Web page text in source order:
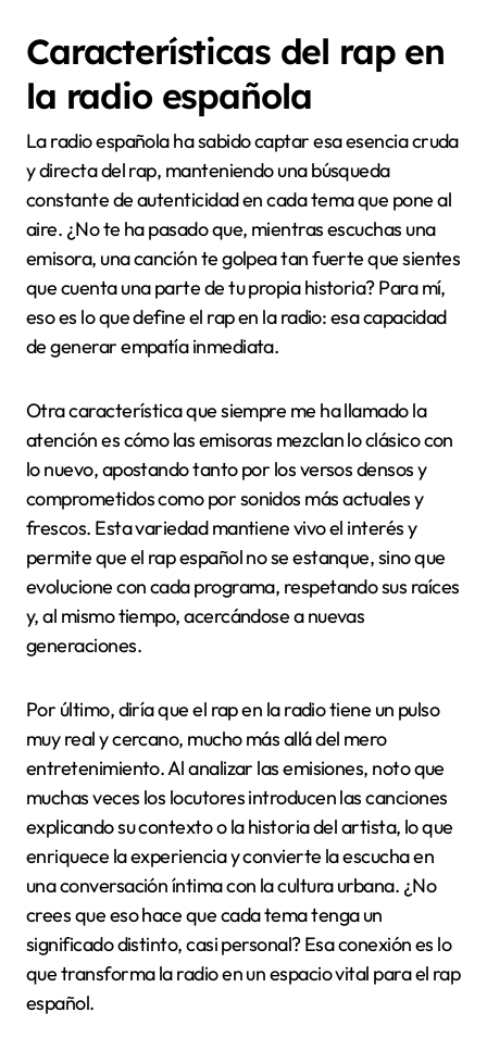
Características del rap en
la radio española
La radio española ha sabido captar esa esencia cruda
y directa del rap, manteniendo una búsqueda
constante de autenticidad en cada tema que pone al
aire. ¿No te ha pasado que, mientras escuchas una
emisora, una canción te golpea tan fuerte que sientes
que cuenta una parte de tu propia historia? Para mí,
eso es lo que define el rap en la radio: esa capacidad
de generar empatía inmediata.
Otra característica que siempre me ha llamado la
atención es cómo las emisoras mezclan lo clásico con
lo nuevo, apostando tanto por los versos densos y
comprometidos como por sonidos más actuales y
frescos. Esta variedad mantiene vivo el interés y
permite que el rap español no se estanque, sino que
evolucione con cada programa, respetando sus raíces
y, al mismo tiempo, acercándose a nuevas
generaciones.
Por último, diría que el rap en la radio tiene un pulso
muy real y cercano, mucho más allá del mero
entretenimiento. Al analizar las emisiones, noto que
muchas veces los locutores introducen las canciones
explicando su contexto o la historia del artista, lo que
enriquece la experiencia y convierte la escucha en
una conversación íntima con la cultura urbana. ¿No
crees que eso hace que cada tema tenga un
significado distinto, casi personal? Esa conexión es lo
que transforma la radio en un espacio vital para el rap
español.